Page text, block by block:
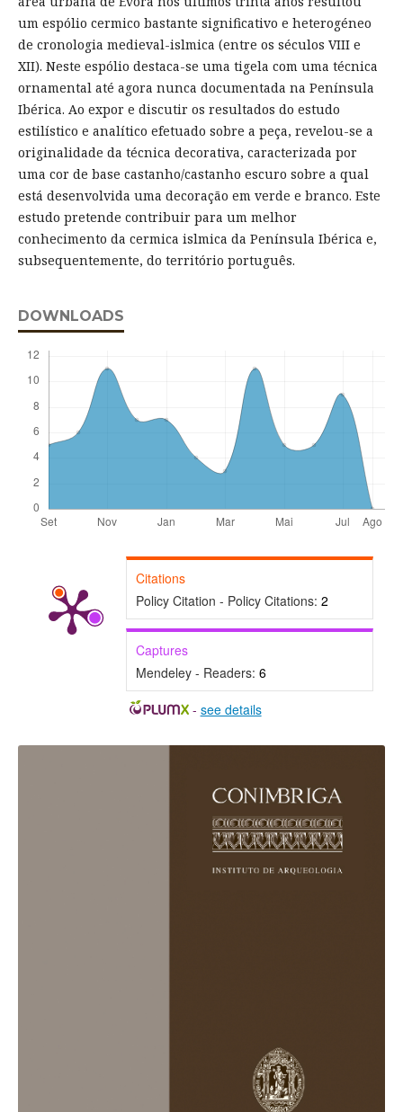
um espólio cermico bastante significativo e heterogéneo
de cronologia medieval-islmica (entre os séculos VIII e
XII). Neste espólio destaca-se uma tigela com uma técnica
ornamental até agora nunca documentada na Península
Ibérica. Ao expor e discutir os resultados do estudo
estilístico e analítico efetuado sobre a peça, revelou-se a
originalidade da técnica decorativa, caracterizada por
uma cor de base castanho/castanho escuro sobre a qual
está desenvolvida uma decoração em verde e branco. Este
estudo pretende contribuir para um melhor
conhecimento da cermica islmica da Península Ibérica e,
subsequentemente, do território português.
DOWNLOADS
Citations
Policy Citation - Policy Citations: 2
Captures
Mendeley - Readers: 6
- see details